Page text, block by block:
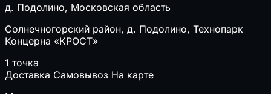
д. Подолино, Московская область
Солнечногорский район, д. Подолино, Технопарк
Концерна «КРОСТ»
1 точка
Доставка Самовывоз На карте